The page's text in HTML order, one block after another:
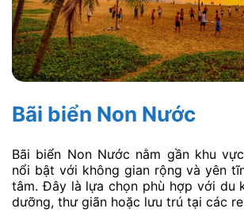
Bãi biển Non Nước
Bãi biển Non Nước nằm gần khu
nổi bật với không gian rộng và yên
tâm. Đây là lựa chọn phù hợp với du
dưỡng, thư giãn hoặc lưu trú tại các